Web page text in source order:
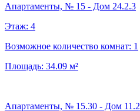
Апартаменты, № 15 - Дом 24.2.3
Этаж: 4
Возможное количество комнат: 1
Площадь: 34.09 м²
Апартаменты, № 15.30 - Дом 11.2